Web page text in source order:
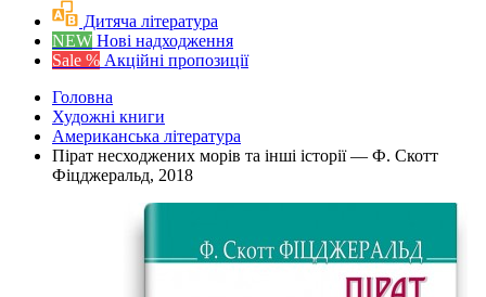
Дитяча література
NEW Нові надходження
Sale % Акційні пропозиції
Головна
Художні книги
Американська література
Пірат несходжених морів та інші історії — Ф. Скотт
Фіцджеральд, 2018